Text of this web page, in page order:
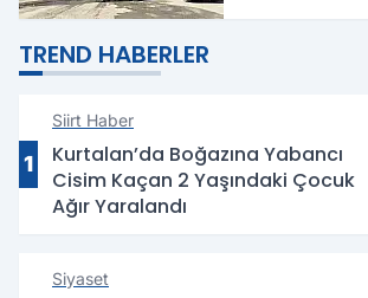
TREND HABERLER
1
Siirt Haber
Kurtalan’da Boğazına Yabancı
Cisim Kaçan 2 Yaşındaki Çocuk
Ağır Yaralandı
Siyaset